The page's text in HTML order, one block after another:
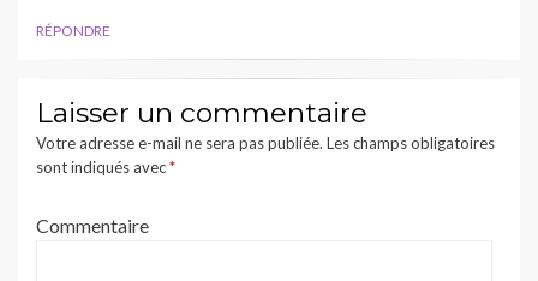
RÉPONDRE
Laisser un commentaire
Votre adresse e-mail ne sera pas publiée. Les champs obligatoires
sont indiqués avec*
Commentaire